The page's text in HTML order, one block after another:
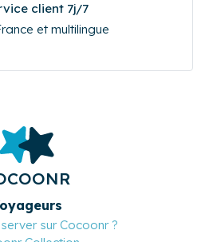
client 7j/7
et multilingue
sur Cocoonr ?